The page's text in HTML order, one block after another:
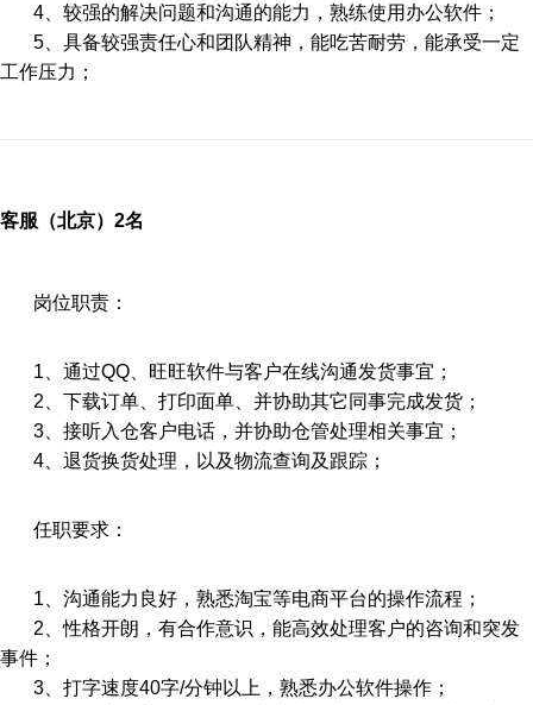
4、较强的解决问题和沟通的能力，熟练使用办公软件；
5、具备较强责任心和团队精神，能吃苦耐劳，能承受一定
工作压力；
客服（北京）2名
岗位职责：
1、通过QQ、旺旺软件与客户在线沟通发货事宜；
2、下载订单、打印面单、并协助其它同事完成发货；
3、接听入仓客户电话，并协助仓管处理相关事宜；
4、退货换货处理，以及物流查询及跟踪；
任职要求：
1、沟通能力良好，熟悉淘宝等电商平台的操作流程；
2、性格开朗，有合作意识，能高效处理客户的咨询和突发
事件；
3、打字速度40字/分钟以上，熟悉办公软件操作；